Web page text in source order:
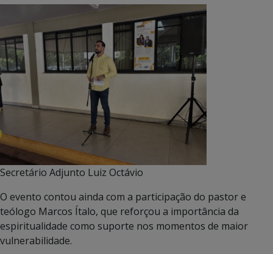
Secretário Adjunto Luiz Octávio
O evento contou ainda com a participação do pastor e
teólogo Marcos Ítalo, que reforçou a importância da
espiritualidade como suporte nos momentos de maior
vulnerabilidade.